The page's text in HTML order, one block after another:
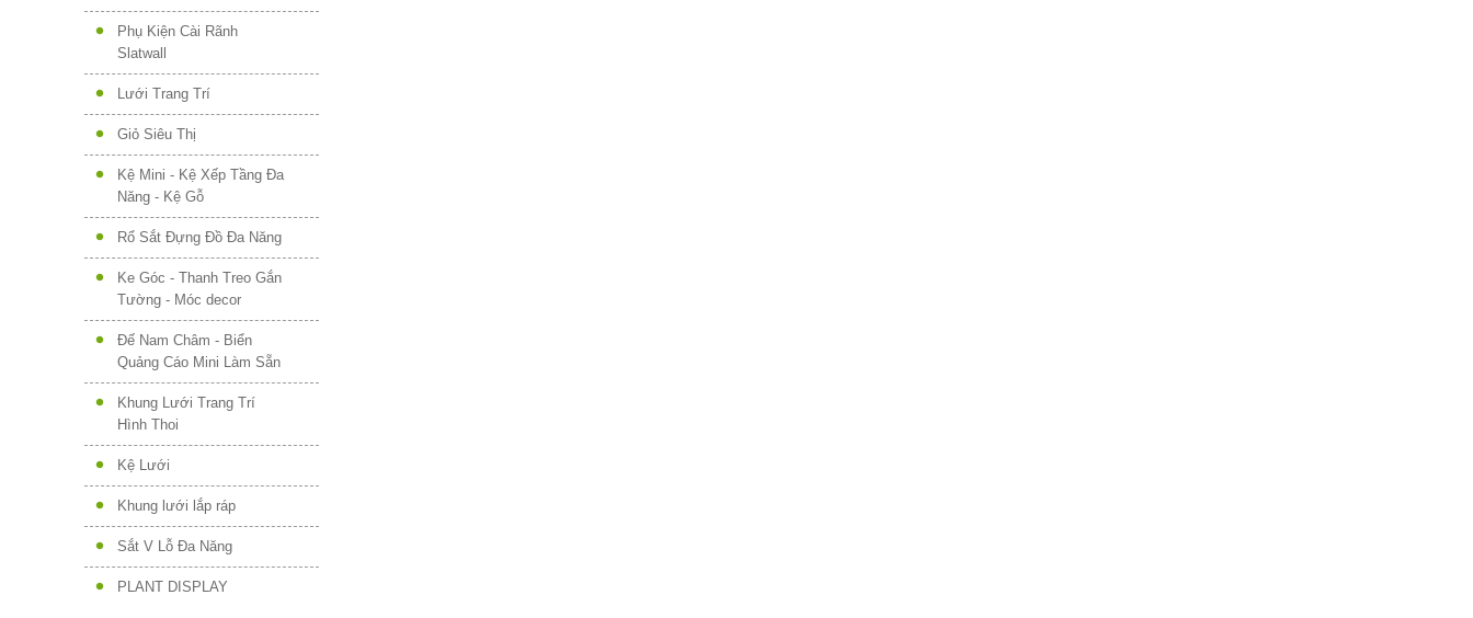
Phụ Kiện Cài Rãnh
Slatwall
Lưới Trang Trí
Giỏ Siêu Thị
Kệ Mini - Kệ Xếp Tầng Đa
Năng - Kệ Gỗ
Rổ Sắt Đựng Đồ Đa Năng
Ke Góc - Thanh Treo Gắn
Tường - Móc decor
Đế Nam Châm - Biển
Quảng Cáo Mini Làm Sẵn
Khung Lưới Trang Trí
Hình Thoi
Kệ Lưới
Khung lưới lắp ráp
Sắt V Lỗ Đa Năng
PLANT DISPLAY